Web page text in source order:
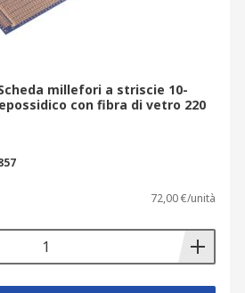
millefori a striscie 10-
con fibra di vetro 220
72,00 €/unità